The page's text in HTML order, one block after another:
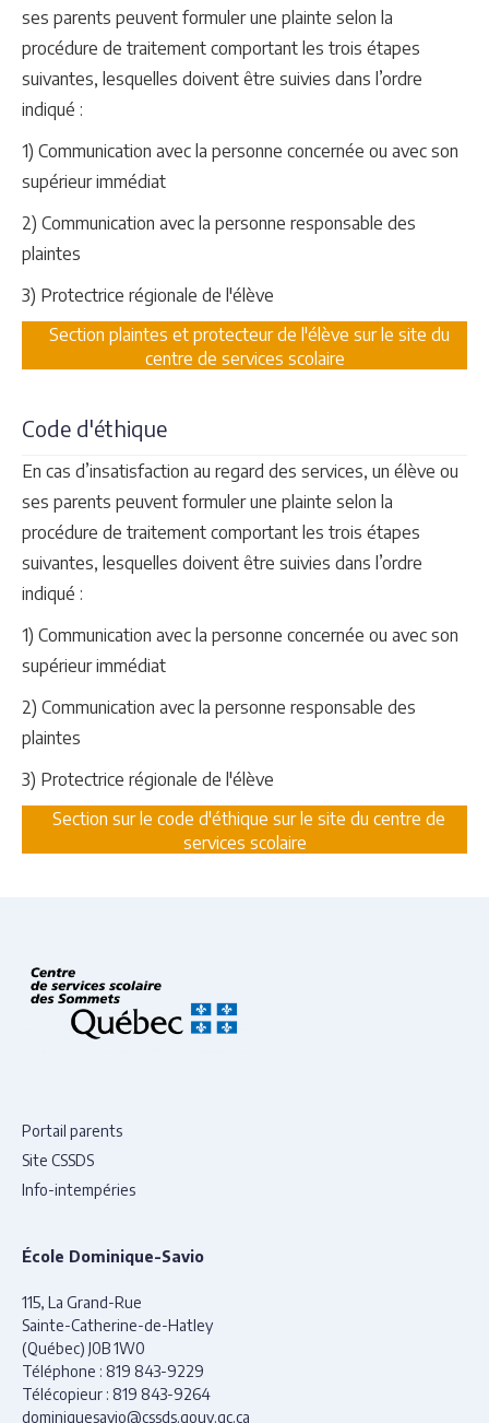
ses parents peuvent formuler une plainte selon la
procédure de traitement comportant les trois étapes
suivantes, lesquelles doivent être suivies dans l’ordre
indiqué :
1) Communication avec la personne concernée ou avec son
supérieur immédiat
2) Communication avec la personne responsable des
plaintes
3) Protectrice régionale de l'élève
Section plaintes et protecteur de l'élève sur le site du
centre de services scolaire
Code d'éthique
En cas d’insatisfaction au regard des services, un élève ou
ses parents peuvent formuler une plainte selon la
procédure de traitement comportant les trois étapes
suivantes, lesquelles doivent être suivies dans l’ordre
indiqué :
1) Communication avec la personne concernée ou avec son
supérieur immédiat
2) Communication avec la personne responsable des
plaintes
3) Protectrice régionale de l'élève
Section sur le code d'éthique sur le site du centre de
services scolaire
Portail parents
Site CSSDS
Info-intempéries
École Dominique-Savio
115, La Grand-Rue
Sainte-Catherine-de-Hatley
(Québec) J0B 1W0
Téléphone : 819 843-9229
Télécopieur : 819 843-9264
dominiquesavio@cssds.gouv.qc.ca